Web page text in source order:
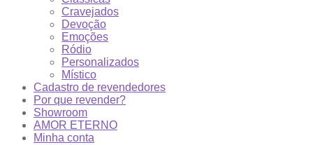
Cravejados
Devoção
Emoções
Ródio
Personalizados
Místico
Cadastro de revendedores
Por que revender?
Showroom
AMOR ETERNO
Minha conta